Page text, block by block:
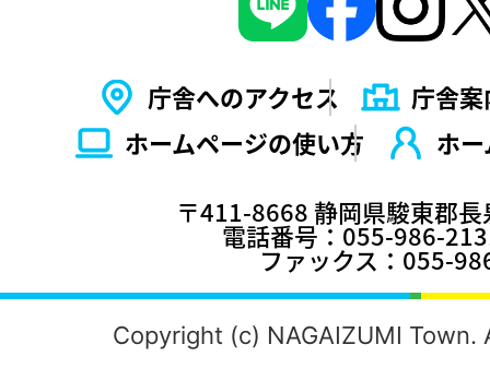
庁舎へのアクセス
庁舎案
ホームページの使い⽅
ホ
〒411-8668 静岡県駿東郡
電話番号：055-986-
ファックス：055-
Copyright (c) NAGAIZUMI Town.